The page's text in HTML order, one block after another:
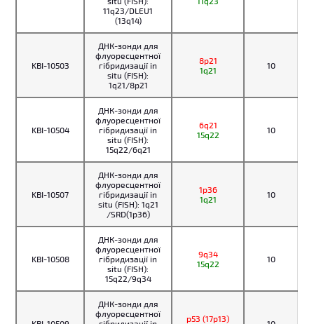
11q23/DLEU1
(13q14)
KBI-10503
ДНК-зонди для
флуоресцентної
гібридизації in
situ (FISH):
1q21/8p21
8p21
1q21
10
KBI-10504
ДНК-зонди для
флуоресцентної
гібридизації in
situ (FISH):
15q22/6q21
6q21
15q22
10
KBI-10507
ДНК-зонди для
флуоресцентної
гібридизації in
situ (FISH): 1q21
/SRD(1p36)
1p36
1q21
10
KBI-10508
ДНК-зонди для
флуоресцентної
гібридизації in
situ (FISH):
15q22/9q34
9q34
15q22
10
ДНК-зонди для
флуоресцентної
p53 (17p13)